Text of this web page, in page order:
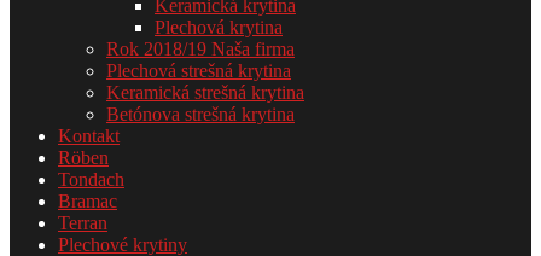
Keramická krytina
Plechová krytina
Rok 2018/19 Naša firma
Plechová strešná krytina
Keramická strešná krytina
Betónova strešná krytina
Kontakt
Röben
Tondach
Bramac
Terran
Plechové krytiny